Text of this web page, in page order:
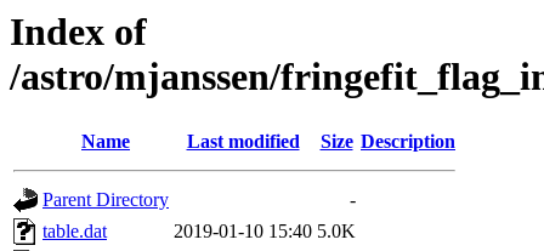
Index of
/astro/mjanssen/
Name Last modified Size Description
Parent Directory
-
table.dat
2019-01-10 15:40 5.0K